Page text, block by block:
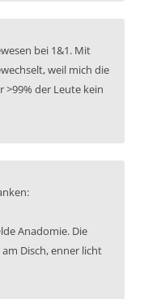
bei 1&1. Mit
weil mich die
der Leute kein
Anadomie. Die
Disch, enner licht